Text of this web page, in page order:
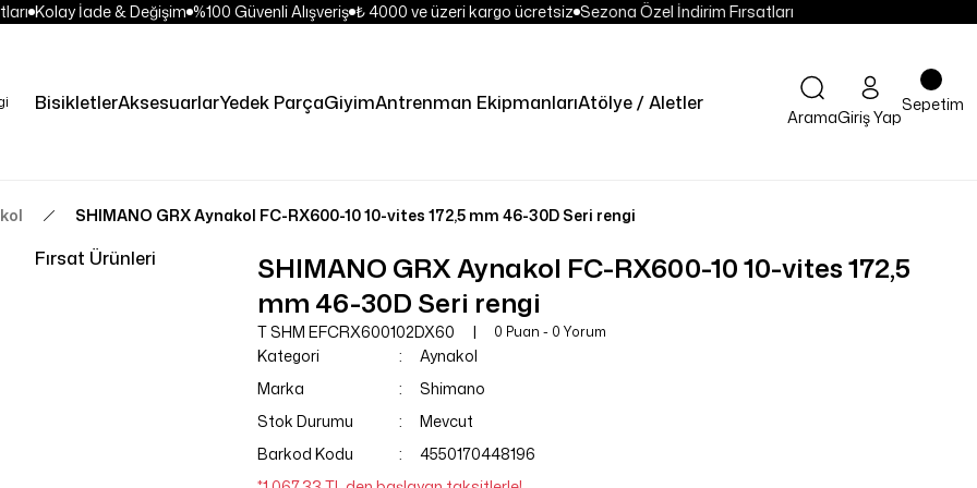
Kolay İade & Değişim %100 Güvenli Alışveriş ₺ 4000 ve üzeri kargo ücretsiz Sezona Özel İndirim Fırsatları
BisikletlerAksesuarlarYedek ParçaGiyimAntrenman EkipmanlarıAtölye / Aletler
Fırsat Ürünleri
AramaGiriş Yap
Sepetim
SHIMANO GRX Aynakol FC-RX600-10 10-vites 172,5 mm 46-30D Seri rengi
SHIMANO GRX Aynakol FC-RX600-10 10-vites 172,5
mm 46-30D Seri rengi
T SHM EFCRX600102DX60 0 Puan - 0 Yorum
Kategori
Aynakol
Marka
Shimano
Stok Durumu
Mevcut
Barkod Kodu
4550170448196